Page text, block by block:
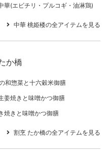
華(エビチリ・プルコギ・油淋鶏)
中華 桃姫楼の全アイテムを見る
か橋
和惣菜と十六穀米御膳
姜焼きと味噌かつ御膳
焼きと味噌かつ御膳
割烹 たか橋の全アイテムを見る